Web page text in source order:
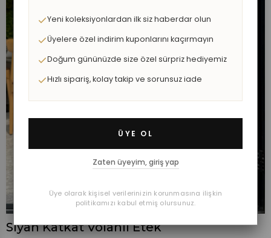
Siyah Katkat Volanlı Etek
Yeni koleksiyonlardan ilk siz haberdar olun
Üyelere özel indirim kuponlarını kaçırmayın
Doğum gününüzde size özel sürpriz hediyemiz
Hızlı sipariş, kolay takip ve sorunsuz iade
ÜYE OL
Zaten üyeyim, giriş yap
Üye olarak kişisel verilerinizin korunmasına ilişkin
politikamızı kabul etmiş olursunuz.